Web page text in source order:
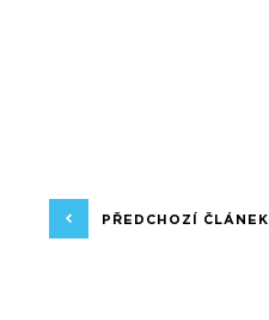
PŘEDCHOZÍ ČLÁNEK